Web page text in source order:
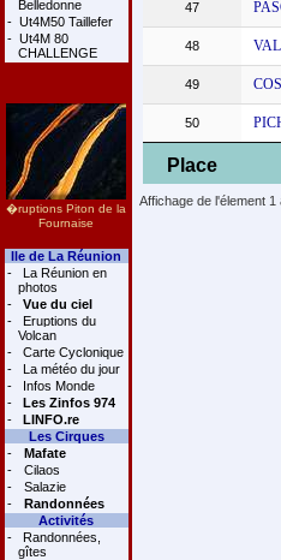
Belledonne
- Ut4M50 Taillefer
- Ut4M 80
CHALLENGE
�ruptions Piton de la
Fournaise
Ile de La Réunion
-
La Réunion en
photos
-
Vue du ciel
-
Eruptions du
Volcan
-
Carte Cyclonique
-
La météo du jour
-
Infos Monde
-
Les Zinfos 974
-
LINFO.re
Les Cirques
-
Mafate
-
Cilaos
-
Salazie
-
Randonnées
Activités
-
Randonnées,
gîtes
Place
47
48
49
50
Affichage de l'élement 1